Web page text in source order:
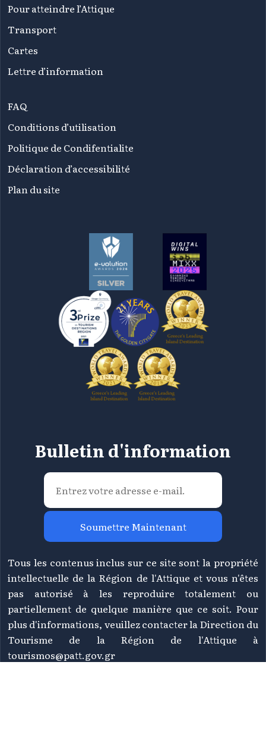
Pour atteindre l’Attique
Transport
Cartes
Lettre d’information
FAQ
Conditions d’utilisation
Politique de Condifentialite
Déclaration d’accessibilité
Plan du site
Bulletin d'information
Soumettre Maintenant
Tous les contenus inclus sur ce site sont la propriété
intellectuelle de la Région de l'Attique et vous n'êtes
pas autorisé à les reproduire totalement ou
partiellement de quelque manière que ce soit. Pour
plus d'informations, veuillez contacter la Direction du
Tourisme de la Région de l'Attique à
tourismos@patt.gov.gr